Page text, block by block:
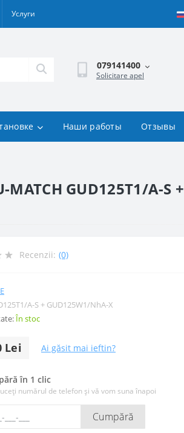
Услуги
079141400
Solicitare apel
Наши работы Отзывы
GUD125T1/A-S +
Recenzii: (0)
A-S + GUD125W1/NhA-X
În stoc
Lei Ai găsit mai ieftin?
în 1 clic
numărul de telefon și vă vom suna înapoi
Cumpără